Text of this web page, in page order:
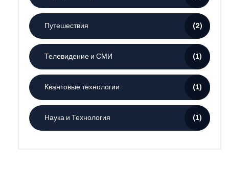
Путешествия (2)
Телевидение и СМИ (1)
Квантовые технологии (1)
Наука и Технология (1)